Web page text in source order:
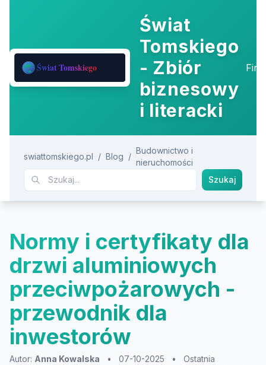
Świat
Tomskiego
- Zbiór
biznesowy
i literacki
swiattomskiego.pl / Blog /
Budownictwo i
nieruchomości
Szukaj
Normy i certyfikaty dla
drzwi aluminiowych
przeciwpożarowych -
przewodnik dla
inwestorów
Autor: Anna Kowalska • 07-10-2025 •
Ostatnia